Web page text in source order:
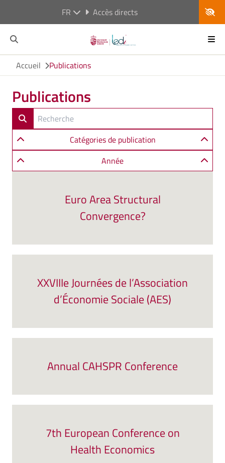
FR Accès directs
Accueil Publications
Publications
Catégories de publication
Année
Euro Area Structural
Convergence?
XXVIIIe Journées de l’Association
d’Économie Sociale (AES)
Annual CAHSPR Conference
7th European Conference on
Health Economics